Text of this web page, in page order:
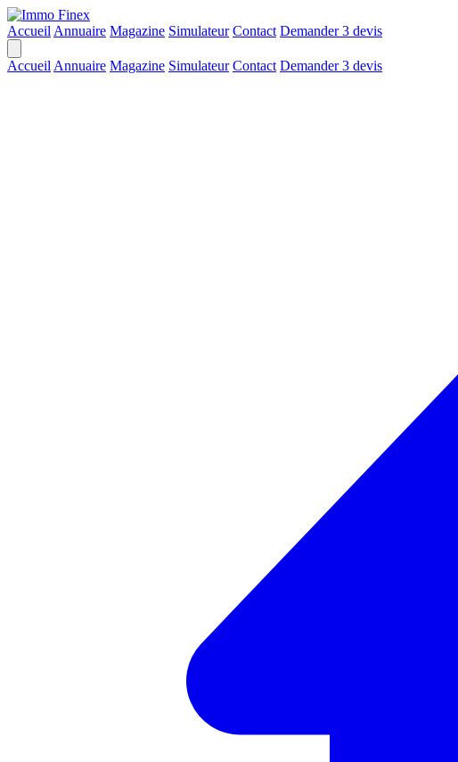
Accueil Annuaire Magazine Simulateur Contact Demander 3 devis
Accueil Annuaire Magazine Simulateur Contact Demander 3 devis